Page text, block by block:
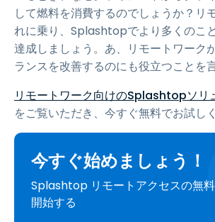
して燃料を消費するのでしょうか？リ
れに乗り、Splashtopでより多くのこ
達成しましょう。あ、リモートワーク
ランスを改善するのにも役立つことを
リモートワーク向けのSplashtopソリ
をご覧いただき、今すぐ無料でお試し
今すぐ始めましょう！
Splashtop リモートアクセスの無
開始する